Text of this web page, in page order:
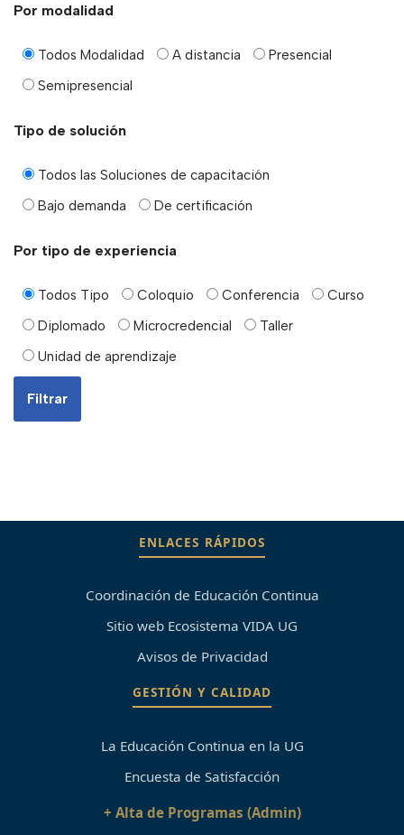
Por modalidad
Todos Modalidad A distancia
Presencial
Semipresencial
Tipo de solución
Todos las Soluciones de capacitación
Bajo demanda
De certificación
Por tipo de experiencia
Todos Tipo Coloquio Conferencia
Curso
Diplomado
Microcredencial
Taller
Unidad de aprendizaje
ENLACES RÁPIDOS
Coordinación de Educación Continua
Sitio web Ecosistema VIDA UG
Avisos de Privacidad
GESTIÓN Y CALIDAD
La Educación Continua en la UG
Encuesta de Satisfacción
+ Alta de Programas (Admin)